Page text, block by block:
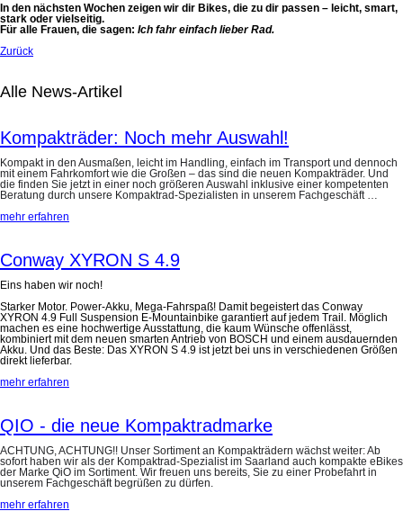
In den nächsten Wochen zeigen wir dir Bikes, die zu dir passen – leicht, smart,
stark oder vielseitig.
Für alle Frauen, die sagen: Ich fahr einfach lieber Rad.
Zurück
Alle News-Artikel
Kompakträder: Noch mehr Auswahl!
Kompakt in den Ausmaßen, leicht im Handling, einfach im Transport und dennoch
mit einem Fahrkomfort wie die Großen – das sind die neuen Kompakträder. Und
die finden Sie jetzt in einer noch größeren Auswahl inklusive einer kompetenten
Beratung durch unsere Kompaktrad-Spezialisten in unserem Fachgeschäft …
mehr erfahren
Conway XYRON S 4.9
Eins haben wir noch!
Starker Motor. Power-Akku, Mega-Fahrspaß! Damit begeistert das Conway
XYRON 4.9 Full Suspension E-Mountainbike garantiert auf jedem Trail. Möglich
machen es eine hochwertige Ausstattung, die kaum Wünsche offenlässt,
kombiniert mit dem neuen smarten Antrieb von BOSCH und einem ausdauernden
Akku. Und das Beste: Das XYRON S 4.9 ist jetzt bei uns in verschiedenen Größen
direkt lieferbar.
mehr erfahren
QIO - die neue Kompaktradmarke
ACHTUNG, ACHTUNG!! Unser Sortiment an Kompakträdern wächst weiter: Ab
sofort haben wir als der Kompaktrad-Spezialist im Saarland auch kompakte eBikes
der Marke QiO im Sortiment. Wir freuen uns bereits, Sie zu einer Probefahrt in
unserem Fachgeschäft begrüßen zu dürfen.
mehr erfahren